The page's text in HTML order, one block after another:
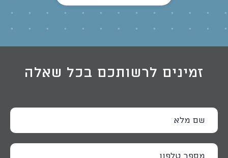
זמינים לרשותכם בכל שאלה